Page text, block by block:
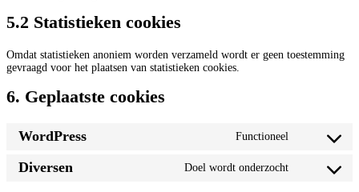
5.2 Statistieken cookies
Omdat statistieken anoniem worden verzameld wordt er geen toestemming
gevraagd voor het plaatsen van statistieken cookies.
6. Geplaatste cookies
WordPress Functioneel
Consent
service
Diversen Doel wordt onderzocht
Consent